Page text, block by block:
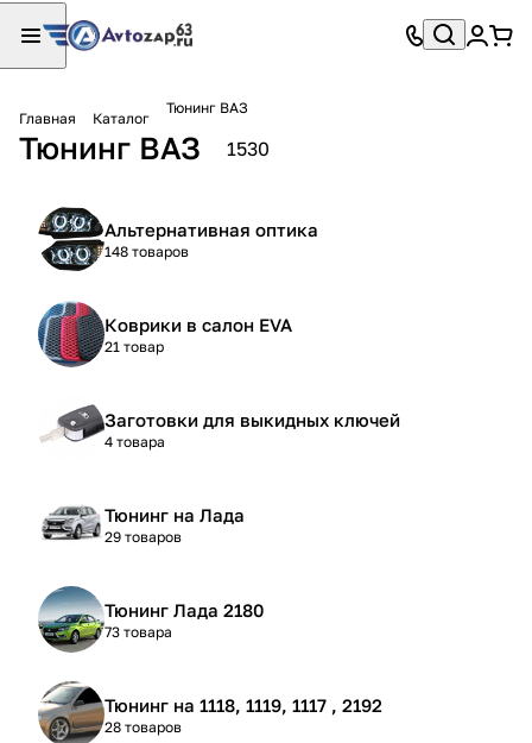
Главная Каталог
Тюнинг ВАЗ
Тюнинг ВАЗ 1530
Альтернативная оптика
148 товаров
Коврики в салон EVA
21 товар
Заготовки для выкидных ключей
4 товара
Тюнинг на Лада
29 товаров
Тюнинг Лада 2180
73 товара
Тюнинг на 1118, 1119, 1117 , 2192
28 товаров